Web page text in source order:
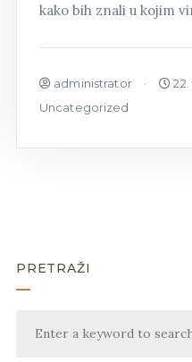
kako bih znali u kojim
administrator
22.
Uncategorized
PRETRAŽI